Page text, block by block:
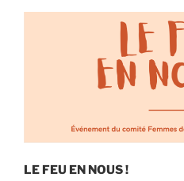
LE FEU EN NOUS !